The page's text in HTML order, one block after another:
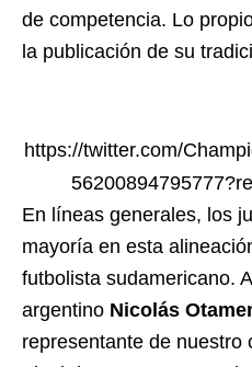
de competencia. Lo
la publicación de su
https://twitter.com/
En líneas generales, los
mayoría en esta
futbolista sudamericano.
argentino Nicolás
representante de nuestro